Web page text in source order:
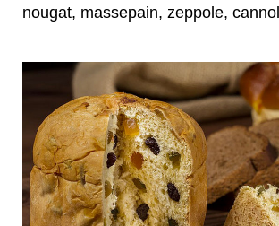
nougat, massepain, zeppole,